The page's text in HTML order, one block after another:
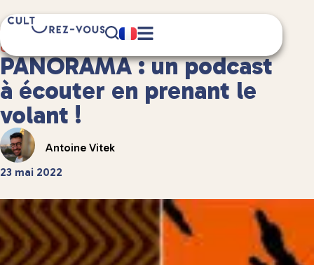
Culture
2 minute(s) de lecture
PANORAMA : un podcast
à écouter en prenant le
volant !
Antoine Vitek
23 mai 2022